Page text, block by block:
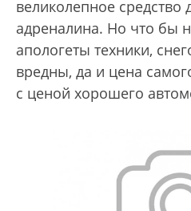
великолепное средство
адреналина. Но что бы
апологеты техники,
вредны, да и цена
с ценой хорошего